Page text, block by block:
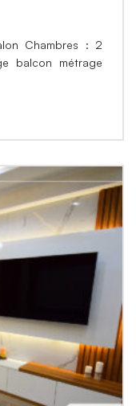
Chambres : 2
balcon métrage